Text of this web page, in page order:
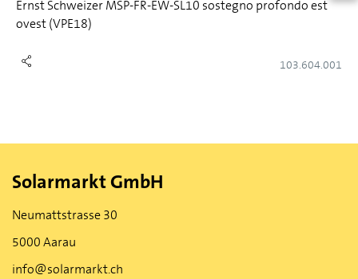
Ernst Schweizer MSP-FR-EW-SL10 sostegno profondo est
ovest (VPE18)
103.604.001
Solarmarkt GmbH
Neumattstrasse 30
5000 Aarau
info@solarmarkt.ch